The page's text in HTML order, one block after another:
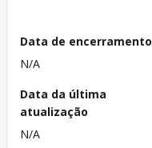
Data de encerramento
N/A
Data da última
atualização
N/A